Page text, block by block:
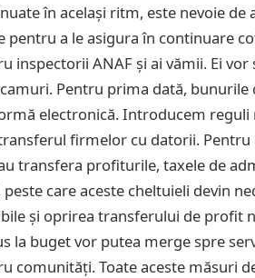
în același ritm, este nevoie
pentru a le asigura în continuare
inspectorii ANAF și ai vămii. Ei
Pentru prima dată,
electronică. Introducem
firmelor cu datorii.
transfera profiturile, taxele de
care aceste cheltuieli devin
și oprirea transferului de profit
la buget vor putea merge spre
comunități. Toate aceste măsuri